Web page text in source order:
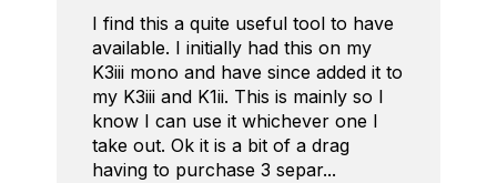
I find this a quite useful tool to have
available. I initially had this on my
K3iii mono and have since added it to
my K3iii and K1ii. This is mainly so I
know I can use it whichever one I
take out. Ok it is a bit of a drag
having to purchase 3 separ...